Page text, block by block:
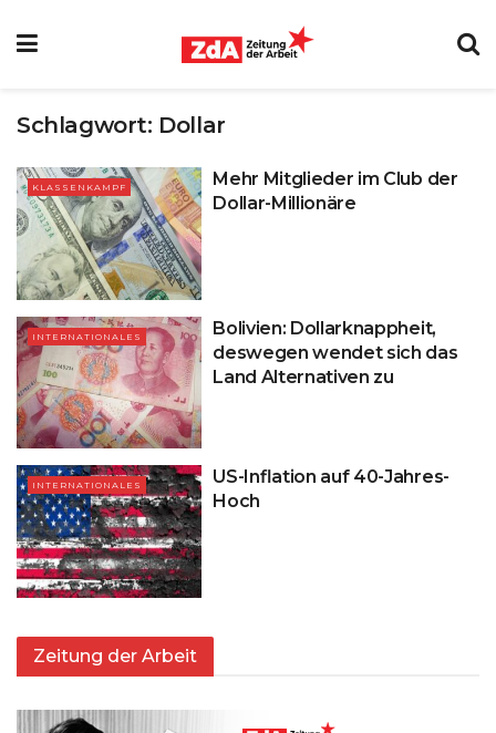
Schlagwort: Dollar
KLASSENKAMPF
Mehr Mitglieder im Club der
Dollar-Millionäre
INTERNATIONALES
Bolivien: Dollarknappheit,
deswegen wendet sich das
Land Alternativen zu
INTERNATIONALES
US-Inflation auf 40-Jahres-
Hoch
Zeitung der Arbeit